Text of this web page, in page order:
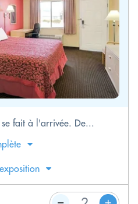
se fait à l'arrivée. De...